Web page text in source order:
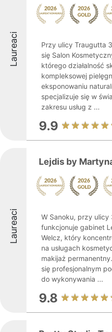
Laureaci
Przy ulicy Traugutta
się Salon
którego działalność
kompleksowej
eksponowaniu
specjalizuje się w
zakresu usług z ...
9.9
Laureaci
Lejdis by
W Sanoku, przy ulicy
funkcjonuje gabinet
Welcz, który
na usługach
makijaż
się profesjonalnym
do wykonywania ...
9.8